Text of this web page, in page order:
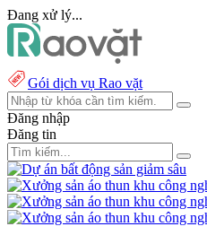
Đang xử lý...
Gói dịch vụ Rao vặt
Đăng nhập
Đăng tin